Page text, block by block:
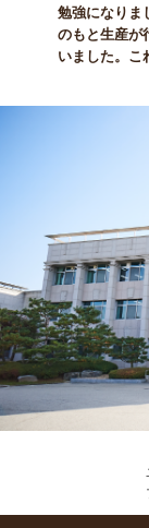
勉強になりま
のもと生産が
いました。こ